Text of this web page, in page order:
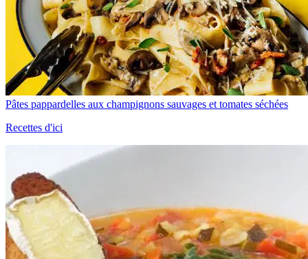
Pâtes pappardelles aux champignons sauvages et tomates séchées
Recettes d'ici